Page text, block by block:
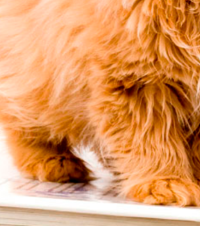
и не уврежда микрофлората на стомашно-чревния
на ден. Може да се добави мед, но когато напитката
стимулира работата на ферментите, отговорни за
засилва секрецията на стомаха, повишава
от паразити. За стомаха една чаена лъжичка
щипка куркума се разтваря в половин чаша вода;
в заздравяването на рани и изгаряния. Тя не
на ставите. Намалява болката при артроза,
сместа се добавя загрято синапено масло.
разтвор от една щипка куркума на една чаша вода.
захар. При диабет преди всяко хранене се
куркума и една чаша вода. В очите се капват
тъй като е богата на желязо. От една четвърт до
зарежда кожата с витамини.
на храната наситен жълт цвят, обогатява я с
си свойства.